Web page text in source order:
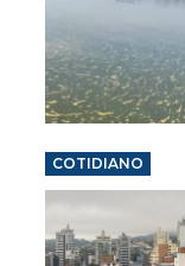
COTIDIANO